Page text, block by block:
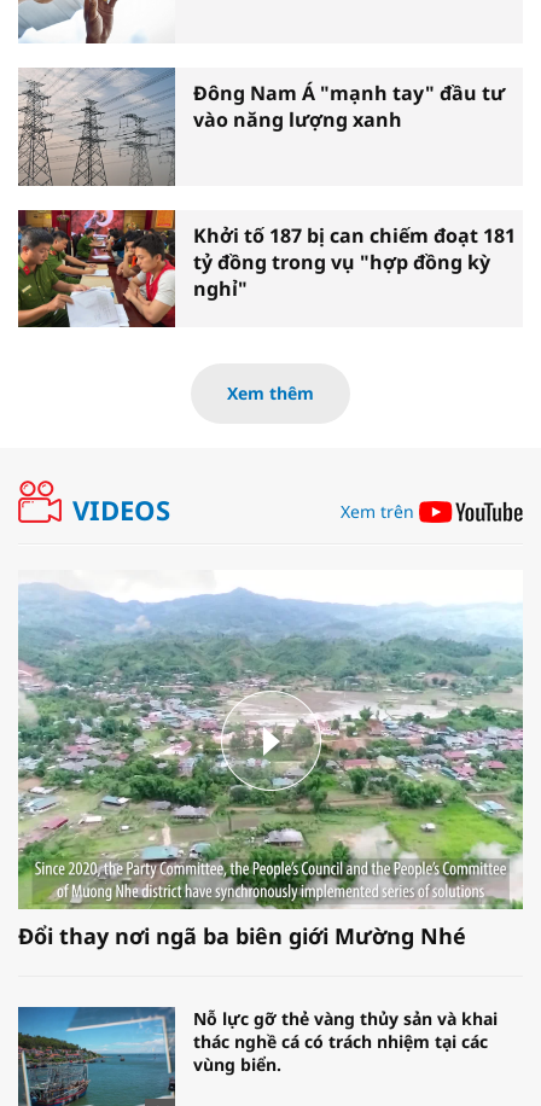
Đông Nam Á "mạnh tay" đầu tư
vào năng lượng xanh
Khởi tố 187 bị can chiếm đoạt 181
tỷ đồng trong vụ "hợp đồng kỳ
nghỉ"
Xem thêm
VIDEOS Xem trên
Đổi thay nơi ngã ba biên giới Mường Nhé
Nỗ lực gỡ thẻ vàng thủy sản và khai
thác nghề cá có trách nhiệm tại các
vùng biển.